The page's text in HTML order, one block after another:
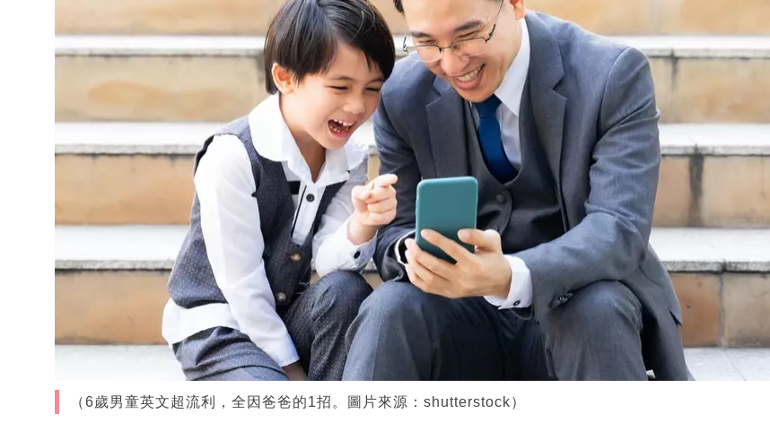
（6歲男童英文超流利，全因爸爸的1招。圖片來源：shutterstock）